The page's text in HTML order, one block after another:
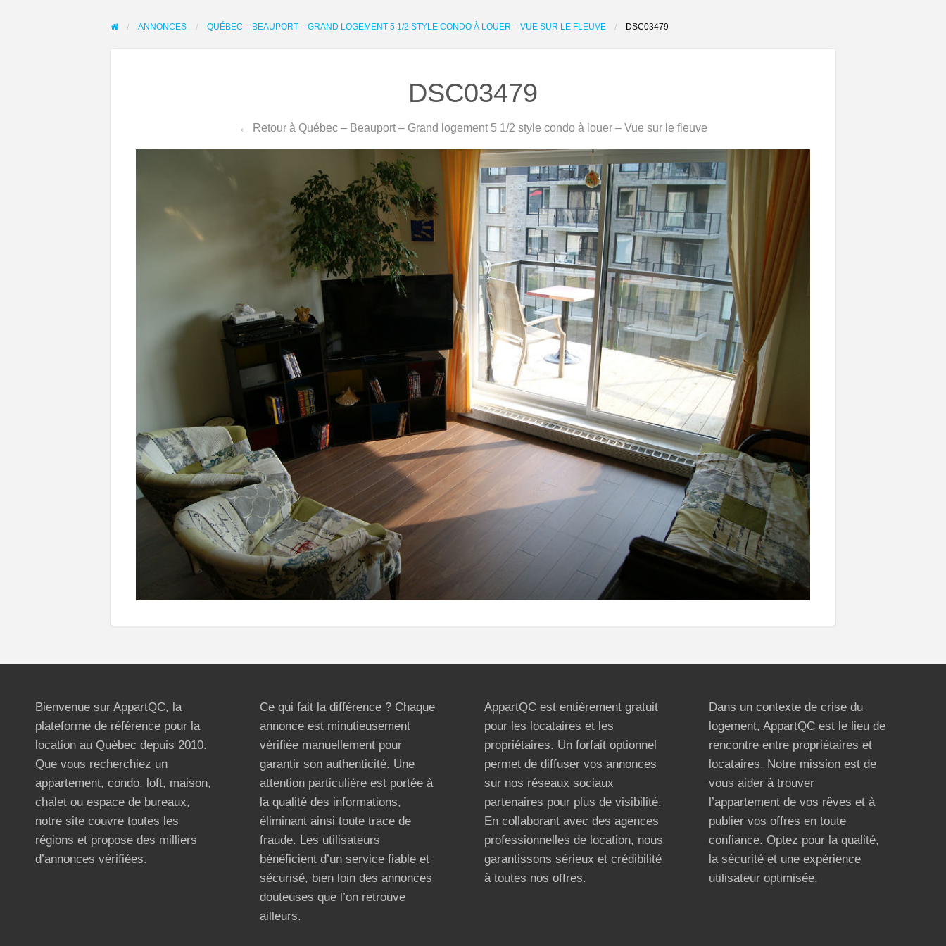
ANNONCES QUÉBEC – BEAUPORT – GRAND LOGEMENT 5 1/2 STYLE CONDO À LOUER – VUE SUR LE FLEUVE DSC03479
DSC03479
← Retour à Québec – Beauport – Grand logement 5 1/2 style condo à louer – Vue sur le fleuve
Bienvenue sur AppartQC, la
plateforme de référence pour la
location au Québec depuis 2010.
Que vous recherchiez un
appartement, condo, loft, maison,
chalet ou espace de bureaux,
notre site couvre toutes les
régions et propose des milliers
d’annonces vérifiées.
Ce qui fait la différence ? Chaque
annonce est minutieusement
vérifiée manuellement pour
garantir son authenticité. Une
attention particulière est portée à
la qualité des informations,
éliminant ainsi toute trace de
fraude. Les utilisateurs
bénéficient d’un service fiable et
sécurisé, bien loin des annonces
douteuses que l’on retrouve
ailleurs.
AppartQC est entièrement gratuit
pour les locataires et les
propriétaires. Un forfait optionnel
permet de diffuser vos annonces
sur nos réseaux sociaux
partenaires pour plus de visibilité.
En collaborant avec des agences
professionnelles de location, nous
garantissons sérieux et crédibilité
à toutes nos offres.
Dans un contexte de crise du
logement, AppartQC est le lieu de
rencontre entre propriétaires et
locataires. Notre mission est de
vous aider à trouver
l’appartement de vos rêves et à
publier vos offres en toute
confiance. Optez pour la qualité,
la sécurité et une expérience
utilisateur optimisée.